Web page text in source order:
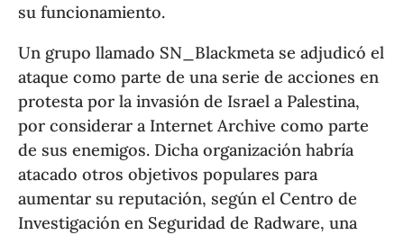
su funcionamiento.
Un grupo llamado SN_Blackmeta se adjudicó el
ataque como parte de una serie de acciones en
protesta por la invasión de Israel a Palestina,
por considerar a Internet Archive como parte
de sus enemigos. Dicha organización habría
atacado otros objetivos populares para
aumentar su reputación, según el Centro de
Investigación en Seguridad de Radware, una